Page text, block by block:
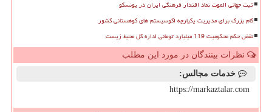
ثبت جهانی الموت نماد اقتدار فرهنگی ایران در یونسکو
گام بزرگ برای مدیریت یکپارچه اکوسیستم های کوهستانی کشور
نقض حکم محکومیت 119 میلیارد تومانی اداره کل محیط زیست
نظرات بینندگان در مورد این مطلب
خدمات مجالس:
https://markaztalar.com